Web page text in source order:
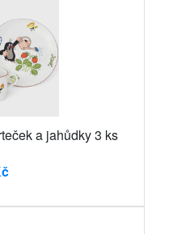
a jahůdky 3 ks